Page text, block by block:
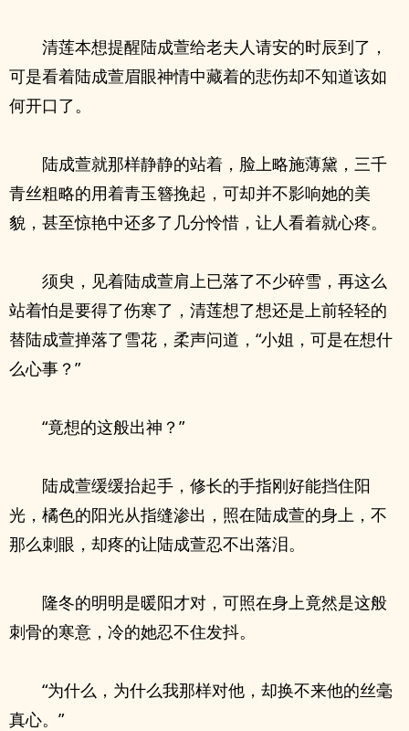
清莲本想提醒陆成萱给老夫人请安的时辰到了，
可是看着陆成萱眉眼神情中藏着的悲伤却不知道该如
何开口了。
陆成萱就那样静静的站着，脸上略施薄黛，三千
青丝粗略的用着青玉簪挽起，可却并不影响她的美
貌，甚至惊艳中还多了几分怜惜，让人看着就心疼。
须臾，见着陆成萱肩上已落了不少碎雪，再这么
站着怕是要得了伤寒了，清莲想了想还是上前轻轻的
替陆成萱掸落了雪花，柔声问道，“小姐，可是在想什
么心事？”
“竟想的这般出神？”
陆成萱缓缓抬起手，修长的手指刚好能挡住阳
光，橘色的阳光从指缝渗出，照在陆成萱的身上，不
那么刺眼，却疼的让陆成萱忍不出落泪。
隆冬的明明是暖阳才对，可照在身上竟然是这般
刺骨的寒意，冷的她忍不住发抖。
“为什么，为什么我那样对他，却换不来他的丝毫
真心。”